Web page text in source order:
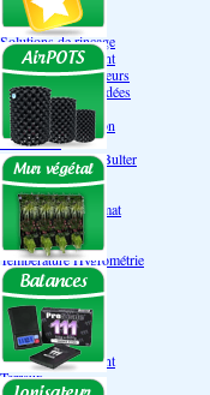
Engrais Pack
Enzymes
Solutions de rinçage
Promotion Discount
Accessoires et doseurs
Engrais pour orchidées
Correcteurs PH
Extraction/Intraction
Ventilation
Ioniseur d'air -AirBulter
Filtre anti-odeur
Diffusion CO²
Contrôleurs de climat
Silencieux
Gaines
Température Hygrométrie
Humidificateurs
Accessoires
Pots - Substrats
Soucoupe
Air Pots originaux
Promotion Discount
Terraux